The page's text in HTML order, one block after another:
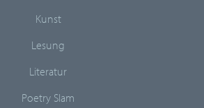
Kunst
Lesung
Literatur
Poetry Slam